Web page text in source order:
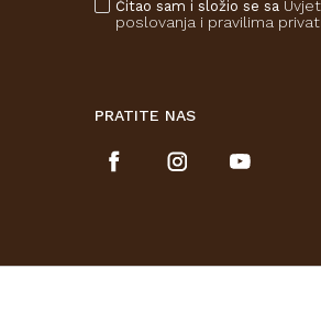
Čitao sam i složio se sa
poslovanja i pravilima
PRATITE NAS